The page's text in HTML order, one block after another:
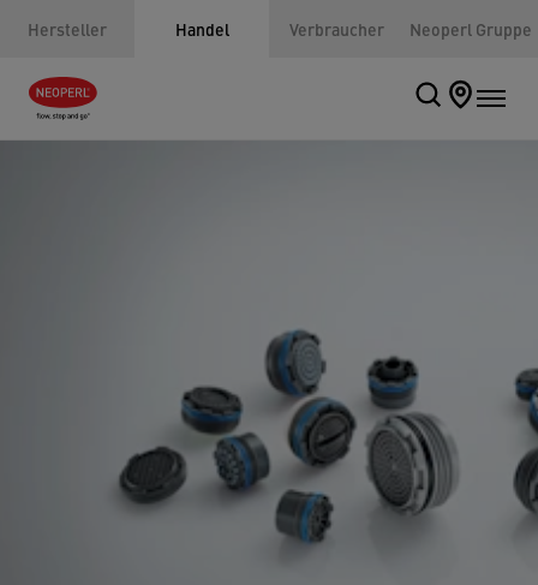
Hersteller Handel Verbraucher Neoperl Gruppe